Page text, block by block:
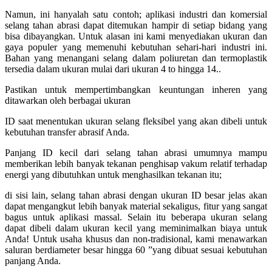
Namun, ini hanyalah satu contoh; aplikasi industri dan komersial
selang tahan abrasi dapat ditemukan hampir di setiap bidang yang
bisa dibayangkan. Untuk alasan ini kami menyediakan ukuran dan
gaya populer yang memenuhi kebutuhan sehari-hari industri ini.
Bahan yang menangani selang dalam poliuretan dan termoplastik
tersedia dalam ukuran mulai dari ukuran 4 to hingga 14..
Pastikan untuk mempertimbangkan keuntungan inheren yang
ditawarkan oleh berbagai ukuran
ID saat menentukan ukuran selang fleksibel yang akan dibeli untuk
kebutuhan transfer abrasif Anda.
Panjang ID kecil dari selang tahan abrasi umumnya mampu
memberikan lebih banyak tekanan penghisap vakum relatif terhadap
energi yang dibutuhkan untuk menghasilkan tekanan itu;
di sisi lain, selang tahan abrasi dengan ukuran ID besar jelas akan
dapat mengangkut lebih banyak material sekaligus, fitur yang sangat
bagus untuk aplikasi massal. Selain itu beberapa ukuran selang
dapat dibeli dalam ukuran kecil yang meminimalkan biaya untuk
Anda! Untuk usaha khusus dan non-tradisional, kami menawarkan
saluran berdiameter besar hingga 60 ”yang dibuat sesuai kebutuhan
panjang Anda.